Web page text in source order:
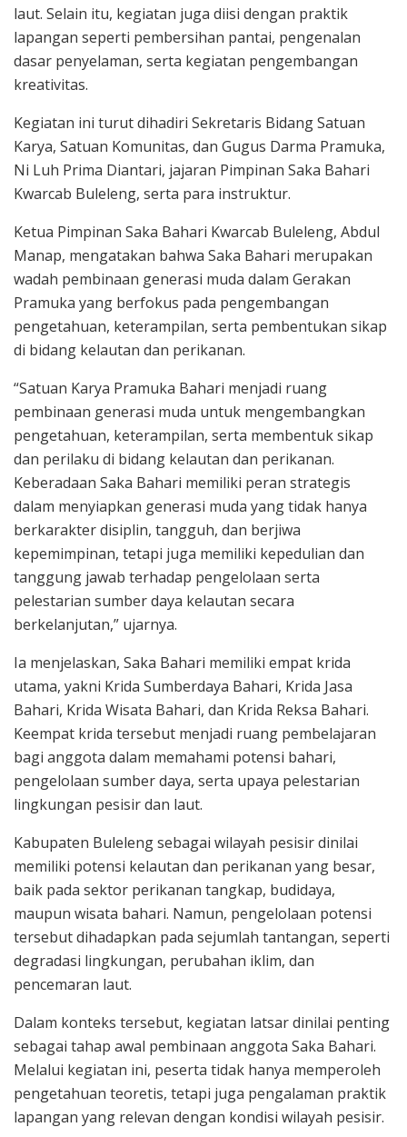
laut. Selain itu, kegiatan juga diisi dengan praktik
lapangan seperti pembersihan pantai, pengenalan
dasar penyelaman, serta kegiatan pengembangan
kreativitas.
Kegiatan ini turut dihadiri Sekretaris Bidang Satuan
Karya, Satuan Komunitas, dan Gugus Darma Pramuka,
Ni Luh Prima Diantari, jajaran Pimpinan Saka Bahari
Kwarcab Buleleng, serta para instruktur.
Ketua Pimpinan Saka Bahari Kwarcab Buleleng, Abdul
Manap, mengatakan bahwa Saka Bahari merupakan
wadah pembinaan generasi muda dalam Gerakan
Pramuka yang berfokus pada pengembangan
pengetahuan, keterampilan, serta pembentukan sikap
di bidang kelautan dan perikanan.
“Satuan Karya Pramuka Bahari menjadi ruang
pembinaan generasi muda untuk mengembangkan
pengetahuan, keterampilan, serta membentuk sikap
dan perilaku di bidang kelautan dan perikanan.
Keberadaan Saka Bahari memiliki peran strategis
dalam menyiapkan generasi muda yang tidak hanya
berkarakter disiplin, tangguh, dan berjiwa
kepemimpinan, tetapi juga memiliki kepedulian dan
tanggung jawab terhadap pengelolaan serta
pelestarian sumber daya kelautan secara
berkelanjutan,” ujarnya.
Ia menjelaskan, Saka Bahari memiliki empat krida
utama, yakni Krida Sumberdaya Bahari, Krida Jasa
Bahari, Krida Wisata Bahari, dan Krida Reksa Bahari.
Keempat krida tersebut menjadi ruang pembelajaran
bagi anggota dalam memahami potensi bahari,
pengelolaan sumber daya, serta upaya pelestarian
lingkungan pesisir dan laut.
Kabupaten Buleleng sebagai wilayah pesisir dinilai
memiliki potensi kelautan dan perikanan yang besar,
baik pada sektor perikanan tangkap, budidaya,
maupun wisata bahari. Namun, pengelolaan potensi
tersebut dihadapkan pada sejumlah tantangan, seperti
degradasi lingkungan, perubahan iklim, dan
pencemaran laut.
Dalam konteks tersebut, kegiatan latsar dinilai penting
sebagai tahap awal pembinaan anggota Saka Bahari.
Melalui kegiatan ini, peserta tidak hanya memperoleh
pengetahuan teoretis, tetapi juga pengalaman praktik
lapangan yang relevan dengan kondisi wilayah pesisir.